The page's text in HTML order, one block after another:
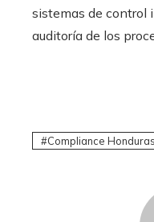
sistemas de control
auditoría de los
Compliance Honduras